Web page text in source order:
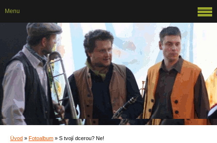
Úvod » Fotoalbum » S tvojí dcerou? Ne!
Menu